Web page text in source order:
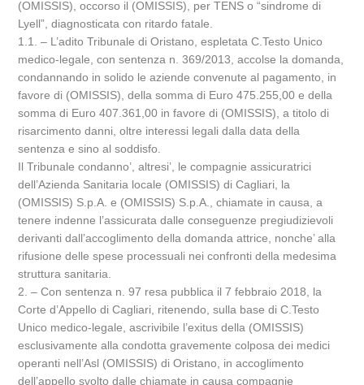
(OMISSIS), occorso il (OMISSIS), per TENS o “sindrome di
Lyell”, diagnosticata con ritardo fatale.
1.1. – L’adito Tribunale di Oristano, espletata C.Testo Unico
medico-legale, con sentenza n. 369/2013, accolse la domanda,
condannando in solido le aziende convenute al pagamento, in
favore di (OMISSIS), della somma di Euro 475.255,00 e della
somma di Euro 407.361,00 in favore di (OMISSIS), a titolo di
risarcimento danni, oltre interessi legali dalla data della
sentenza e sino al soddisfo.
Il Tribunale condanno’, altresi’, le compagnie assicuratrici
dell’Azienda Sanitaria locale (OMISSIS) di Cagliari, la
(OMISSIS) S.p.A. e (OMISSIS) S.p.A., chiamate in causa, a
tenere indenne l’assicurata dalle conseguenze pregiudizievoli
derivanti dall’accoglimento della domanda attrice, nonche’ alla
rifusione delle spese processuali nei confronti della medesima
struttura sanitaria.
2. – Con sentenza n. 97 resa pubblica il 7 febbraio 2018, la
Corte d’Appello di Cagliari, ritenendo, sulla base di C.Testo
Unico medico-legale, ascrivibile l’exitus della (OMISSIS)
esclusivamente alla condotta gravemente colposa dei medici
operanti nell’Asl (OMISSIS) di Oristano, in accoglimento
dell’appello svolto dalle chiamate in causa compagnie